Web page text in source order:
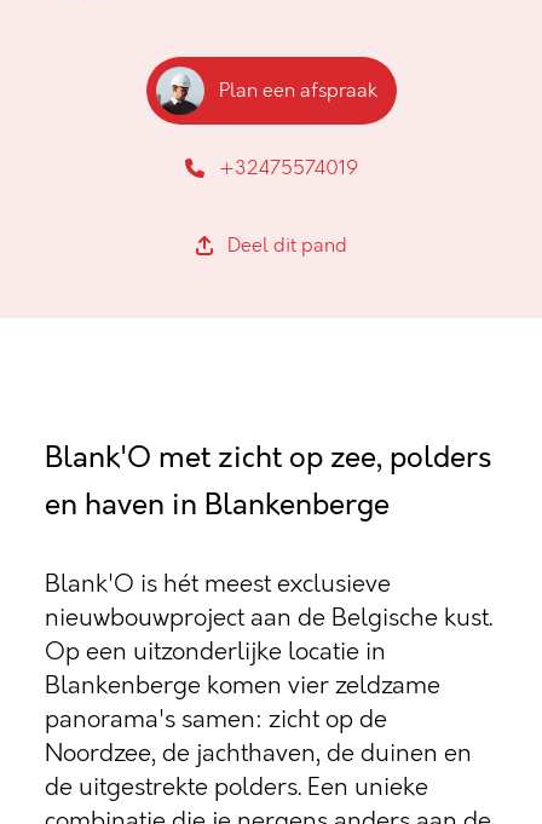
Plan een afspraak
+32475574019
Deel dit pand
Blank'O met zicht op zee, polders
en haven in Blankenberge
Blank'O is hét meest exclusieve
nieuwbouwproject aan de Belgische kust.
Op een uitzonderlijke locatie in
Blankenberge komen vier zeldzame
panorama's samen: zicht op de
Noordzee, de jachthaven, de duinen en
de uitgestrekte polders. Een unieke